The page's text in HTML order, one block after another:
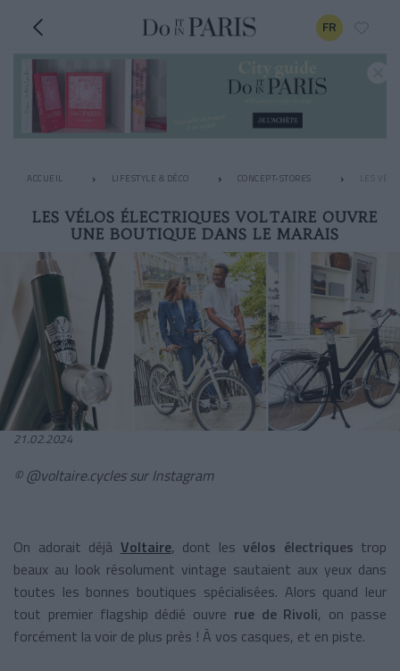
FR
ACCUEIL LIFESTYLE & DÉCO CONCEPT-STORES
LES VÉLOS ÉLECTRIQUES VOLTAIRE OUVRE
UNE BOUTIQUE DANS LE MARAIS
21.02.2024
© @voltaire.cycles sur Instagram
On adorait déjà Voltaire, dont les vélos électriques trop
beaux au look résolument vintage sautaient aux yeux dans
toutes les bonnes boutiques spécialisées. Alors quand leur
tout premier flagship dédié ouvre rue de Rivoli, on passe
forcément la voir de plus près ! À vos casques, et en piste.